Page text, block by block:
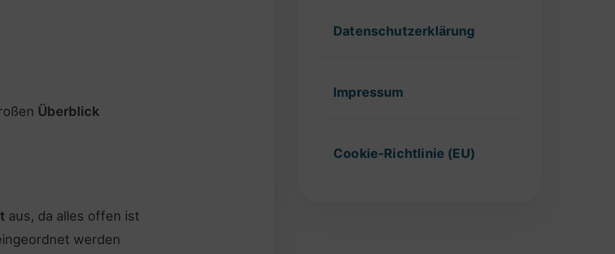
Überblick
aus, da alles offen ist
werden
Datenschutzerklärung
Impressum
Cookie-Richtlinie (EU)